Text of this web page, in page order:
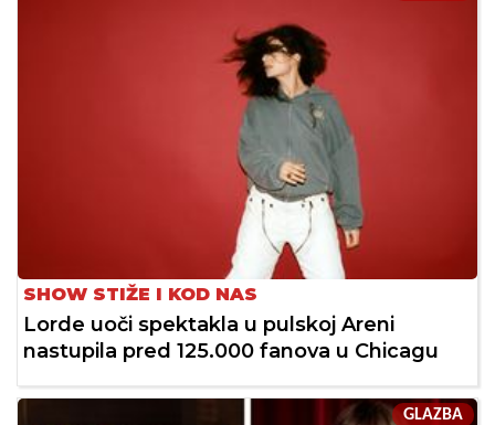
SHOW STIŽE I KOD NAS
Lorde uoči spektakla u pulskoj Areni
nastupila pred 125.000 fanova u Chicagu
GLAZBA